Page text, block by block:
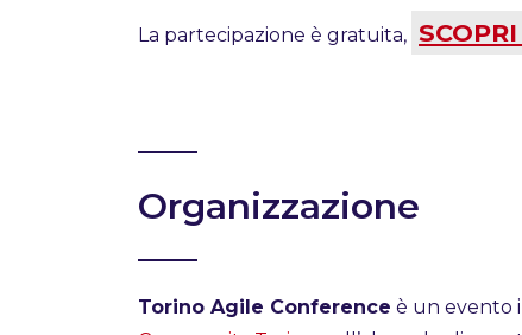
La partecipazione è gratuita,
Organizzazione
Torino Agile Conference è un evento